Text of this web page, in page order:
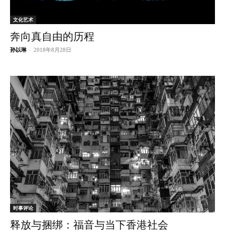
文化艺术
奔向真自由的历程
孙以琳 - 2018年8月28日
时事评论
释放与捆绑：福音与当下香港社会